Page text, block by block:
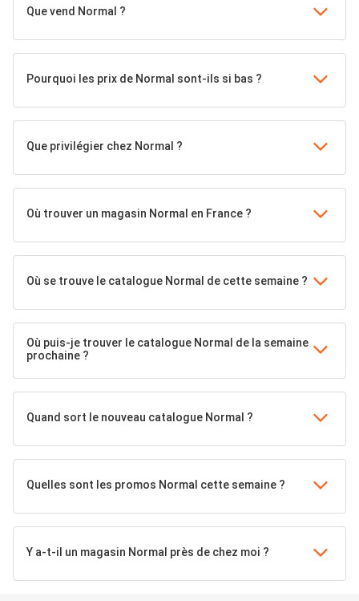
Que vend Normal ?
Pourquoi les prix de Normal sont-ils si bas ?
Que privilégier chez Normal ?
Où trouver un magasin Normal en France ?
Où se trouve le catalogue Normal de cette semaine ?
Où puis-je trouver le catalogue Normal de la semaine
prochaine ?
Quand sort le nouveau catalogue Normal ?
Quelles sont les promos Normal cette semaine ?
Y a-t-il un magasin Normal près de chez moi ?